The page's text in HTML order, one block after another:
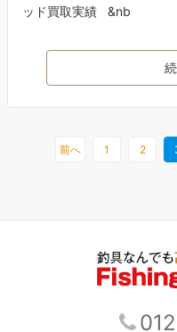
ッド買取実績 &nb
前へ 1 2